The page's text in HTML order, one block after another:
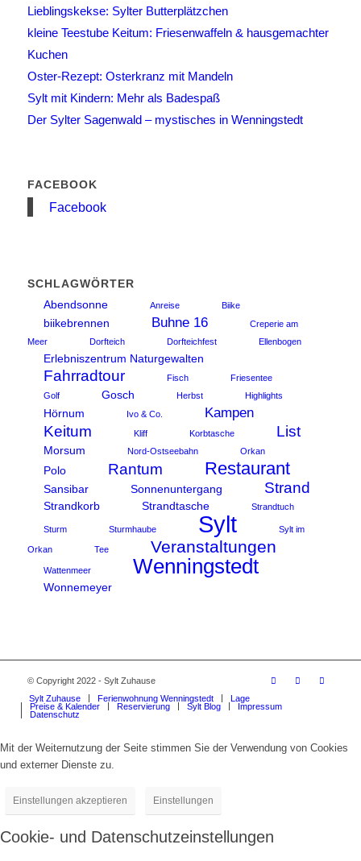
Lieblingskekse: Sylter Butterplätzchen
kleine Teestube Keitum: Friesenwaffeln & hausgemachter
Kuchen
Oster-Rezept: Osterkranz mit Mandeln
Sylt mit Kindern: Mehr als Badespaß
Der Sylter Sagenwald – mystisches in Wenningstedt
FACEBOOK
Facebook
SCHLAGWÖRTER
Abendsonne
Anreise Biike
biikebrennen Buhne 16
Creperie am
Meer
Dorfteich Dorfteichfest Ellenbogen
Erlebniszentrum Naturgewalten
Fahrradtour Fisch
Friesentee
Golf
Gosch Herbst Highlights
Hörnum Ivo & Co. Kampen
Keitum Kliff Korbtasche List
Morsum Nord-Ostseebahn Orkan
Polo Rantum Restaurant
Sansibar Sonnenuntergang Strand
Strandkorb Strandtasche Strandtuch
Sturm Sturmhaube Sylt Sylt im
Orkan Tee Veranstaltungen
Wattenmeer Wenningstedt
Wonnemeyer
© Copyright 2022 - Sylt Zuhause
Sylt Zuhause
Ferienwohnung Wenningstedt
Lage
Preise & Kalender
Reservierung Sylt Blog
Impressum
Datenschutz
Mit der Weiternutzung der Seite stimmen Sie der Verwendung von Cookies
und externer Dienste zu.
Einstellungen akzeptieren Einstellungen
Cookie- und Datenschutzeinstellungen